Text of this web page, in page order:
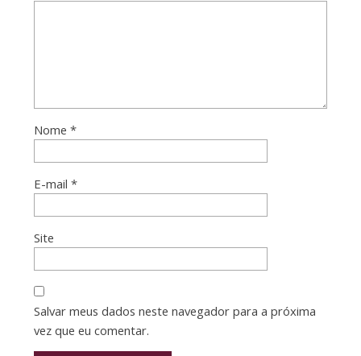
Nome *
E-mail *
Site
Salvar meus dados neste navegador para a próxima
vez que eu comentar.